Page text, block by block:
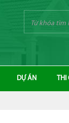
DỰ ÁN THI